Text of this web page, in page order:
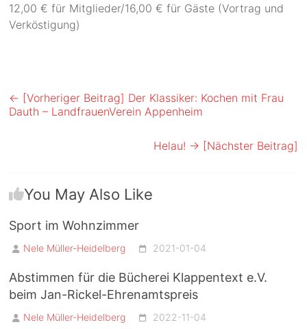
12,00 € für Mitglieder/16,00 € für Gäste (Vortrag und
Verköstigung)
← [Vorheriger Beitrag] Der Klassiker: Kochen mit Frau
Dauth – LandfrauenVerein Appenheim
Helau! → [Nächster Beitrag]
You May Also Like
Sport im Wohnzimmer
Nele Müller-Heidelberg 2021-01-04
Abstimmen für die Bücherei Klappentext e.V.
beim Jan-Rickel-Ehrenamtspreis
Nele Müller-Heidelberg 2022-11-04